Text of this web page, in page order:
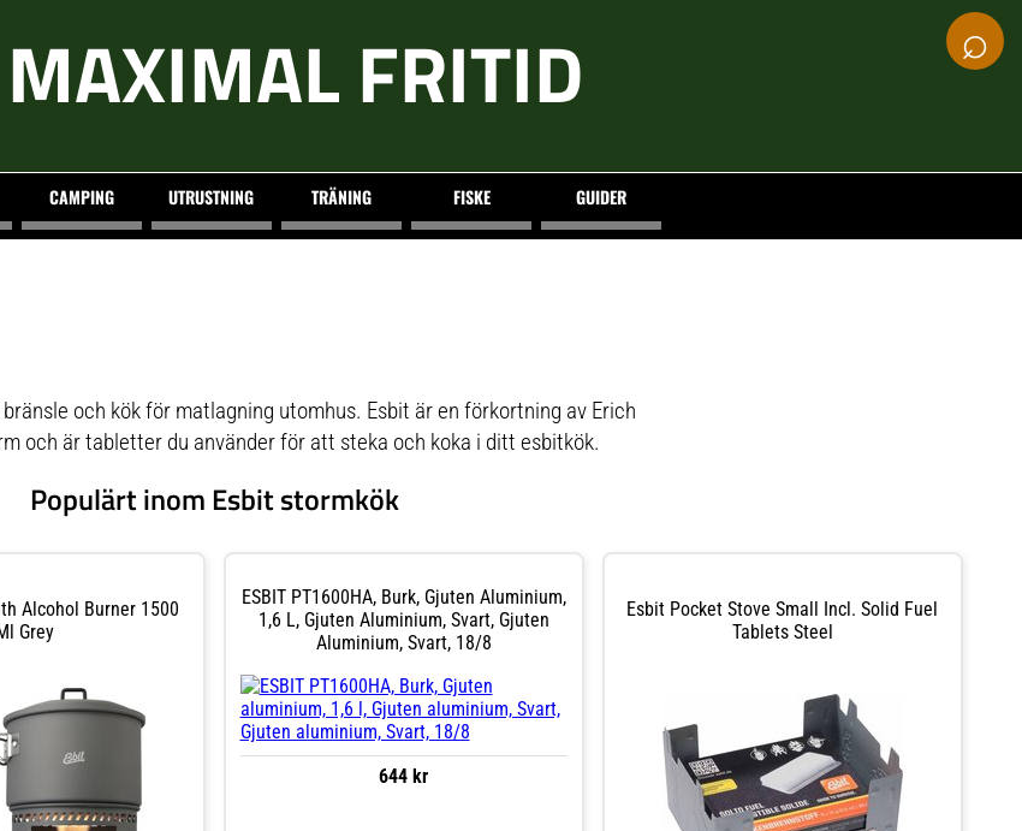
MAXIMAL FRITID ⌕
CAMPING UTRUSTNING TRÄNING FISKE GUIDER
och kök för matlagning utomhus. Esbit är en förkortning av Erich
och är tabletter du använder för att steka och koka i ditt esbitkök.
Populärt inom Esbit stormkök
Alcohol Burner 1500
Grey
ESBIT PT1600HA, Burk, Gjuten Aluminium,
1,6 L, Gjuten Aluminium, Svart, Gjuten
Aluminium, Svart, 18/8
644 kr
Esbit Pocket Stove Small Incl. Solid Fuel
Tablets Steel